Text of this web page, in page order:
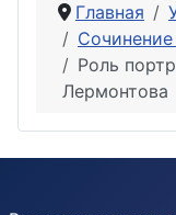
Главная
Роль
Лермонтова